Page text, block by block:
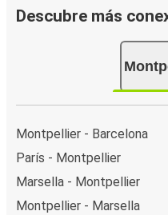
Descubre más
Montpellier - Barcelona
París - Montpellier
Marsella - Montpellier
Montpellier - Marsella